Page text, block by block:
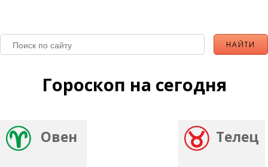
Гороскоп на сегодня
Овен Телец